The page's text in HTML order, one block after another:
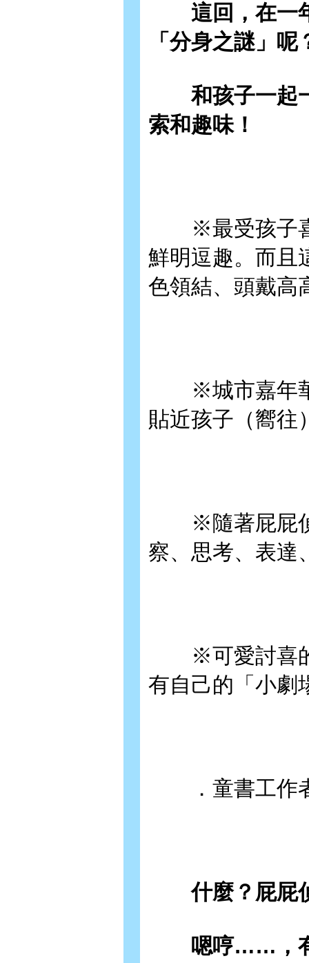
這回，在一年
「分身之謎」呢
和孩子一起一
索和趣味！
※最受孩子喜
鮮明逗趣。而且
色領結、頭戴高
※城市嘉年華
貼近孩子（嚮往
※隨著屁屁偵
察、思考、表達
※可愛討喜的
有自己的「小劇
．童書工作者
什麼？屁屁偵
嗯哼……，有